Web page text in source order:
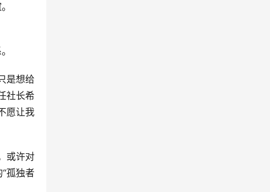
是想给
社长希
愿让我
或许对
孤独者